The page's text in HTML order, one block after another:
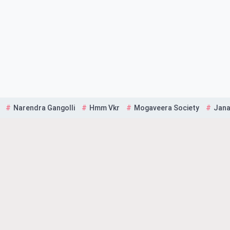
Narendra Gangolli Hmm Vkr Mogaveera Society